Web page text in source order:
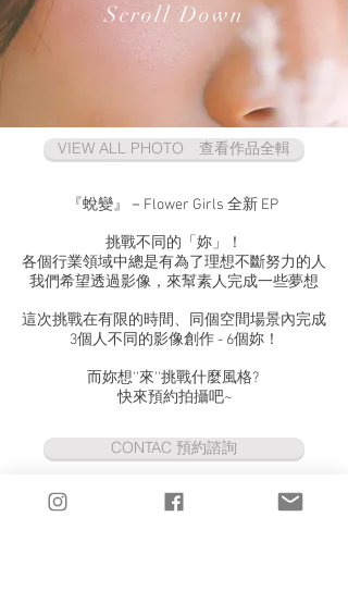
Scroll Down
VIEW ALL PHOTO 查看作品全輯
『蛻變』－Flower Girls 全新 EP
挑戰不同的「妳」！
各個行業領域中總是有為了理想不斷努力的人
我們希望透過影像，來幫素人完成一些夢想
這次挑戰在有限的時間、同個空間場景內完成
3個人不同的影像創作 - 6個妳！
而妳想''來''挑戰什麼風格?
快來預約拍攝吧~
CONTAC 預約諮詢